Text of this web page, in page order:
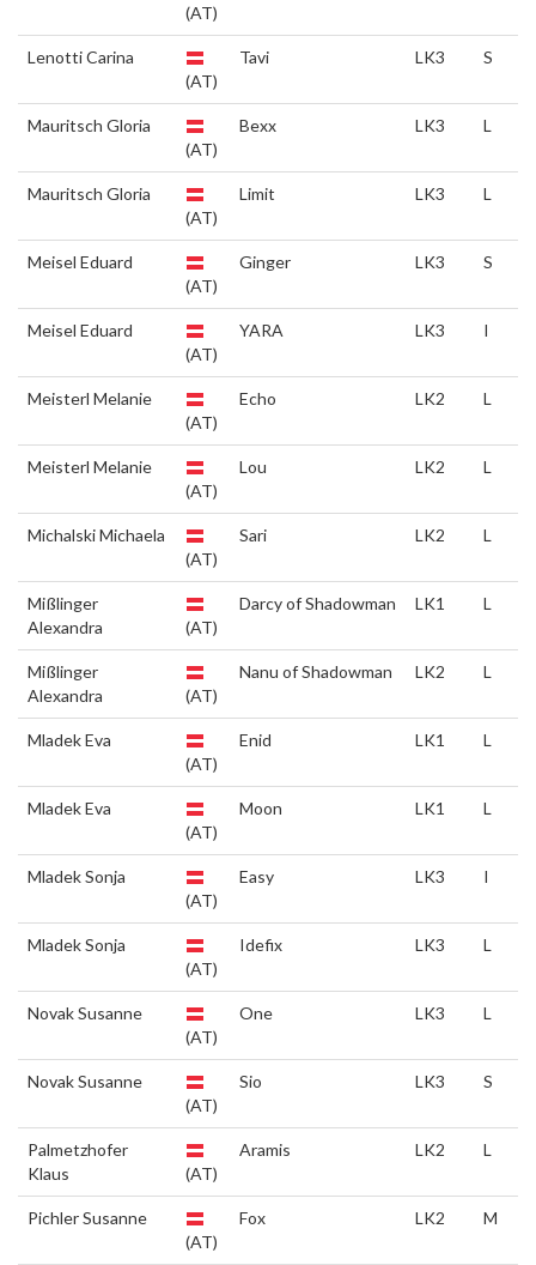
(AT)
Lenotti Carina
(AT)
Tavi LK3 S
Mauritsch Gloria
(AT)
Bexx LK3 L
Mauritsch Gloria
(AT)
Limit LK3 L
Meisel Eduard
(AT)
Ginger LK3 S
Meisel Eduard
(AT)
YARA LK3 I
Meisterl Melanie
(AT)
Echo LK2 L
Meisterl Melanie
(AT)
Lou LK2 L
Michalski Michaela
(AT)
Sari LK2 L
Mißlinger
Alexandra
(AT)
Darcy of Shadowman LK1 L
Mißlinger
Alexandra
(AT)
Nanu of Shadowman LK2 L
Mladek Eva
(AT)
Enid LK1 L
Mladek Eva
(AT)
Moon LK1 L
Mladek Sonja
(AT)
Easy LK3 I
Mladek Sonja
(AT)
Idefix LK3 L
Novak Susanne
(AT)
One LK3 L
Novak Susanne
(AT)
Sio LK3 S
Palmetzhofer
Klaus
(AT)
Aramis LK2 L
Pichler Susanne
(AT)
Fox LK2 M